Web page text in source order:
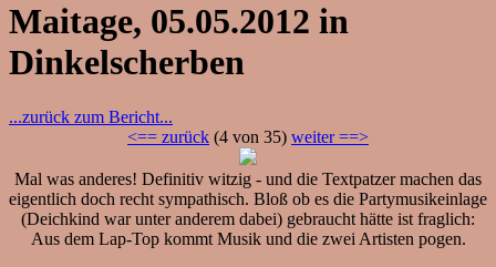
Maitage, 05.05.2012 in
Dinkelscherben
...zurück zum Bericht...
<== zurück (4 von 35) weiter ==>
Mal was anderes! Definitiv witzig - und die Textpatzer machen das
eigentlich doch recht sympathisch. Bloß ob es die Partymusikeinlage
(Deichkind war unter anderem dabei) gebraucht hätte ist fraglich:
Aus dem Lap-Top kommt Musik und die zwei Artisten pogen.